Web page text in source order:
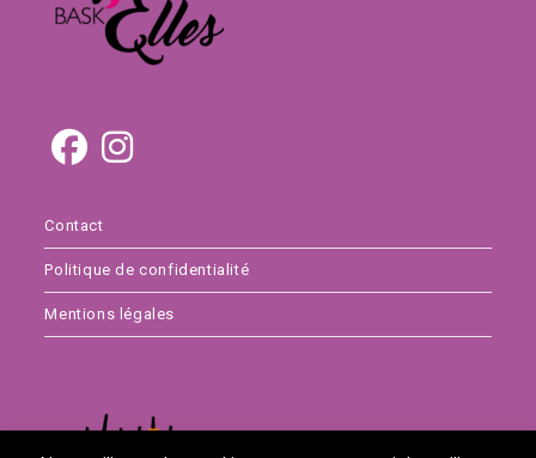
Contact
Politique de confidentialité
Mentions légales